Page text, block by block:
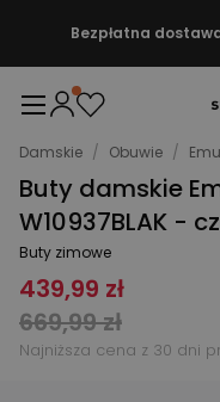
Bezpłatna
Damskie / Obuwie /
Buty damskie
W10937BLAK -
Buty zimowe
439,99 zł
669,99 zł
Najniższa cena z 30 dni